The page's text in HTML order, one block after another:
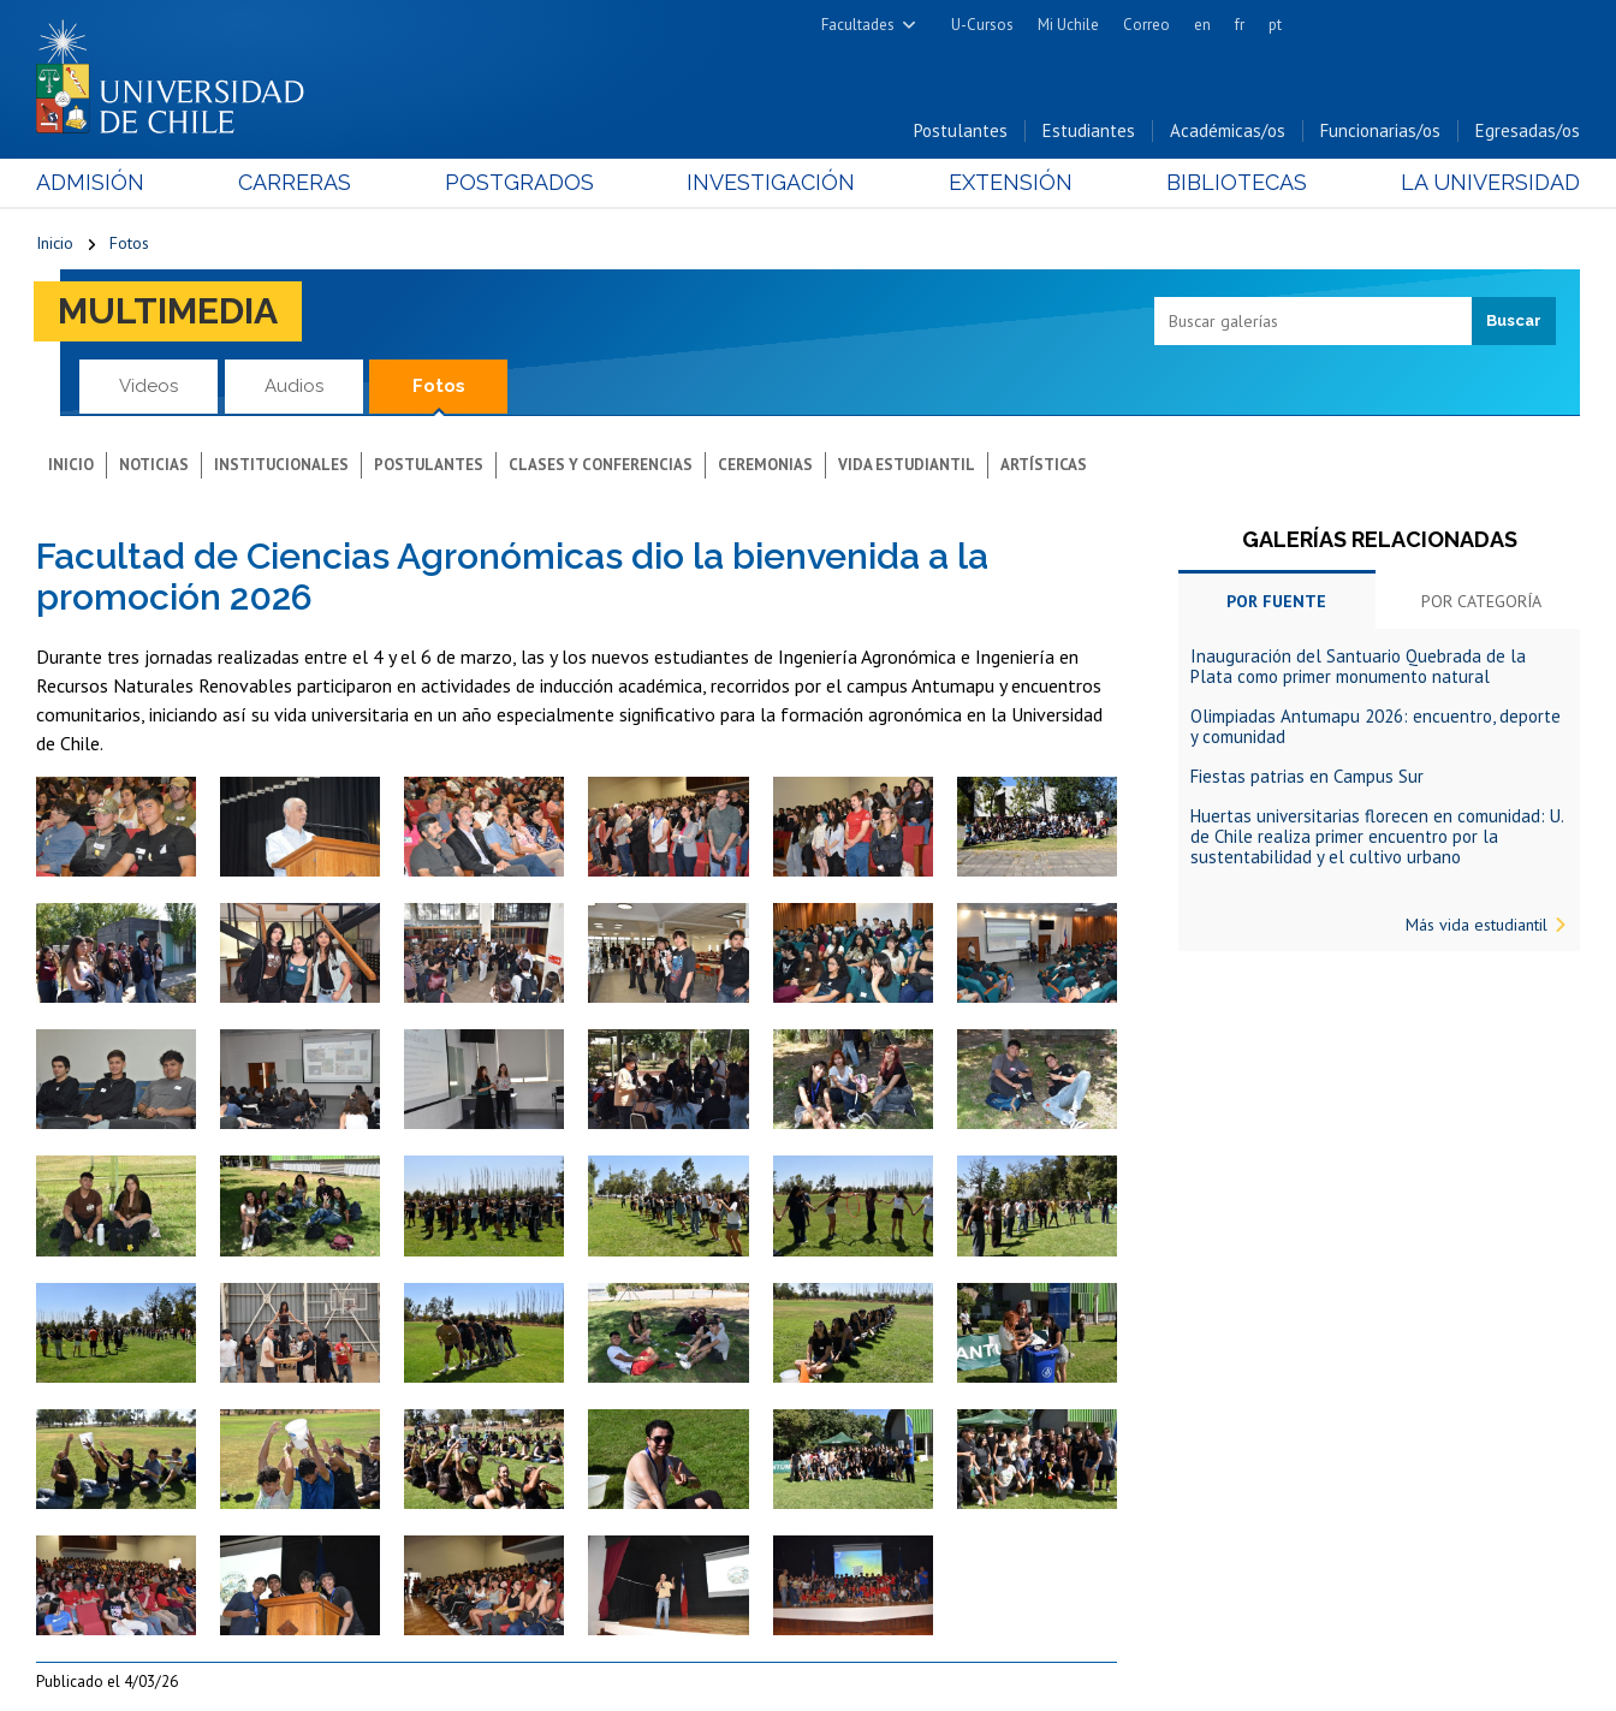
Facultades
Cs. Físicas y Matemáticas
Cs. Forestales y Conservación
Cs. Químicas y Farmacéuticas
Cs. Sociales
Gobierno
Nutrición y Tecnología de
Alimentos
Bachillerato
U-Cursos Mi Uchile Correo en fr pt
Postulantes Estudiantes Académicas/os Funcionarias/os Egresadas/os
ADMISIÓN CARRERAS POSTGRADOS INVESTIGACIÓN EXTENSIÓN BIBLIOTECAS LA UNIVERSIDAD
Inicio Fotos
MULTIMEDIA
Videos Audios Fotos
INICIO NOTICIAS INSTITUCIONALES POSTULANTES CLASES Y CONFERENCIAS CEREMONIAS VIDA ESTUDIANTIL ARTÍSTICAS
Facultad de Ciencias Agronómicas dio la bienvenida a la
promoción 2026
Durante tres jornadas realizadas entre el 4 y el 6 de marzo, las y los nuevos estudiantes de Ingeniería Agronómica e Ingeniería en
Recursos Naturales Renovables participaron en actividades de inducción académica, recorridos por el campus Antumapu y encuentros
comunitarios, iniciando así su vida universitaria en un año especialmente significativo para la formación agronómica en la Universidad
de Chile.
Zoom Zoom Zoom Zoom Zoom
Zoom Zoom Zoom Zoom Zoom Zoom
Zoom Zoom Zoom Zoom Zoom
Zoom Zoom Zoom Zoom Zoom
Zoom Zoom Zoom Zoom Zoom
Zoom Zoom Zoom Zoom Zoom Zoom
Zoom Zoom Zoom Zoom Zoom
Publicado el 4/03/26
GALERÍAS RELACIONADAS
POR FUENTE POR CATEGORÍA
Inauguración del Santuario Quebrada de la
Plata como primer monumento natural
Olimpiadas Antumapu 2026: encuentro, deporte
y comunidad
Fiestas patrias en Campus Sur
Huertas universitarias florecen en comunidad: U.
de Chile realiza primer encuentro por la
sustentabilidad y el cultivo urbano
Más vida estudiantil